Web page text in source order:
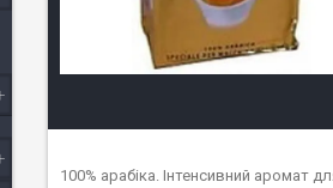
100% арабіка. Інтенсивний аромат